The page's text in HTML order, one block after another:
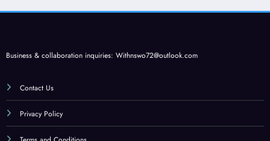
Business & collaboration inquiries: Withnswo72@outlook.com
Contact Us
Privacy Policy